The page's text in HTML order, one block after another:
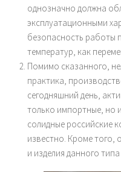
однозначно должна
эксплуатационными
безопасность работы
температур, как
Помимо сказанного,
практика,
сегодняшний день,
только импортные, но
солидные российские
известно. Кроме того,
и изделия данного